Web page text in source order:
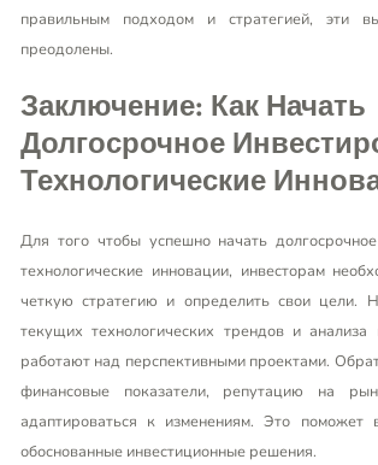
правильным подходом и стратегией, эти
преодолены.
Заключение: Как Начать
Долгосрочное
Технологические
Для того чтобы успешно начать
технологические инновации, инвесторам
четкую стратегию и определить свои цели.
текущих технологических трендов и анализа
работают над перспективными проектами.
финансовые показатели, репутацию на
адаптироваться к изменениям. Это поможет
обоснованные инвестиционные решения.